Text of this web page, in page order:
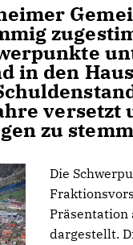
in den
versetzt
zu
Die
Präsentation
dargestellt.